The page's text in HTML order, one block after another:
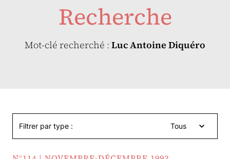
Recherche
Mot-clé recherché : Luc Antoine Diquéro
Filtrer par type : Tous